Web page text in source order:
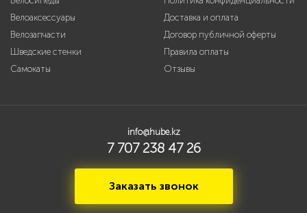
Велоаксессуары
Велозапчасти
Шведские стенки
Самокаты
Доставка и оплата
Договор публичной оферты
Правила оплаты
Отзывы
info@hube.kz
7 707 238 47 26
Заказать звонок